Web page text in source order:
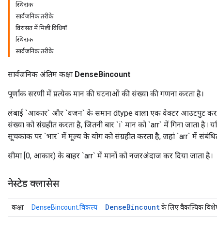
स्थिरांक
सार्वजनिक तरीके
विरासत में मिली विधियाँ
स्थिरांक
सार्वजनिक तरीके
सार्वजनिक अंतिम कक्षा DenseBincount
पूर्णांक सरणी में प्रत्येक मान की घटनाओं की संख्या की गणना करता है।
लंबाई `आकार` और `वजन` के समान dtype वाला एक वेक्टर आउटपुट
संख्या को संग्रहीत करता है, जितनी बार `i` मान को `arr` में गिना जाता
सूचकांक पर `भार` में मूल्य के योग को संग्रहीत करता है, जहां `arr` में
सीमा [0, आकार) के बाहर `arr` में मानों को नजरअंदाज कर दिया जाता है।
नेस्टेड क्लासेस
कक्षा DenseBincount.विकल्प DenseBincountके लिए वैकल्पिक